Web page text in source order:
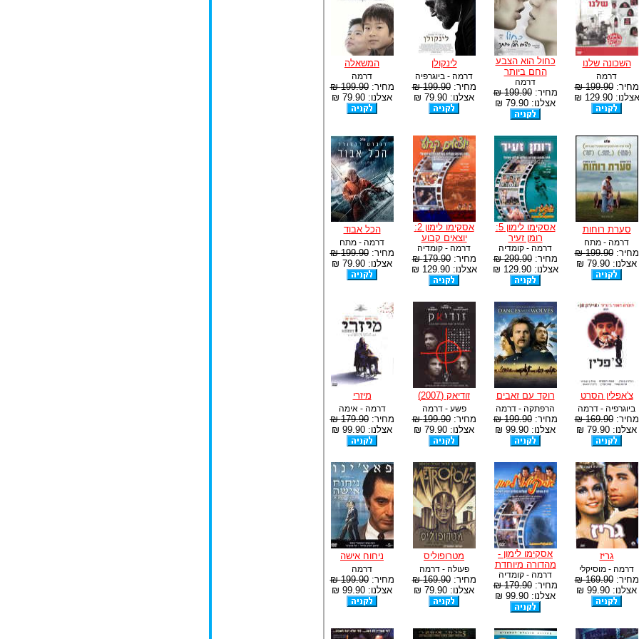
השכונה שלנו
דרמה
מחיר:199.90 ₪
אצלנו: 129.90 ₪
כחול הוא הצבע
החם ביותר
דרמה
מחיר:199.90 ₪
אצלנו: 79.90 ₪
לינקולן
דרמה - ביוגרפיה
מחיר:199.90 ₪
אצלנו: 79.90 ₪
המשאלה
דרמה
מחיר:199.90 ₪
אצלנו: 79.90 ₪
סערת רוחות
דרמה - מתח
מחיר:199.90 ₪
אצלנו: 79.90 ₪
אסקימו לימון 5:
רומן זעיר
דרמה - קומדיה
מחיר:299.90 ₪
אצלנו: 129.90 ₪
אסקימו לימון 2:
יוצאים קבוע
דרמה - קומדיה
מחיר:179.90 ₪
אצלנו: 129.90 ₪
הכל אבוד
דרמה - מתח
מחיר:199.90 ₪
אצלנו: 79.90 ₪
צ'אפלין הסרט
ביוגרפיה - דרמה
מחיר:169.90 ₪
אצלנו: 79.90 ₪
רוקד עם זאבים
הרפתקה - דרמה
מחיר:199.90 ₪
אצלנו: 99.90 ₪
זודיאק (2007)
פשע - דרמה
מחיר:199.90 ₪
אצלנו: 79.90 ₪
מיזרי
דרמה - אימה
מחיר:179.90 ₪
אצלנו: 99.90 ₪
גריז
דרמה - מוסיקלי
מחיר:169.90 ₪
אצלנו: 99.90 ₪
אסקימו לימון -
מהדורה מיוחדת
דרמה - קומדיה
מחיר:179.90 ₪
אצלנו: 99.90 ₪
מטרופוליס
פעולה - דרמה
מחיר:169.90 ₪
אצלנו: 79.90 ₪
ניחוח אישה
דרמה
מחיר:199.90 ₪
אצלנו: 99.90 ₪